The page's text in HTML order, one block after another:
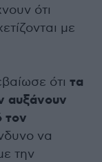
ότι
με
ότι τα
αυξάνουν
τον
να
την